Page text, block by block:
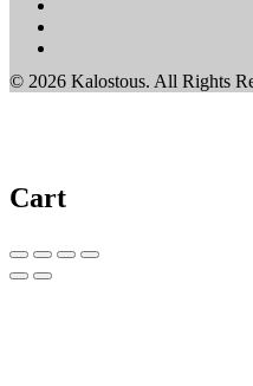
© 2026 Kalostous. All Rights
Cart